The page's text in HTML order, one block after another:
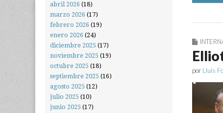
por Lluís
abril 2026 (18)
marzo 2026 (17)
febrero 2026 (19)
enero 2026 (24)
diciembre 2025 (17)
noviembre 2025 (19)
octubre 2025 (18)
septiembre 2025 (16)
agosto 2025 (12)
julio 2025 (10)
junio 2025 (17)